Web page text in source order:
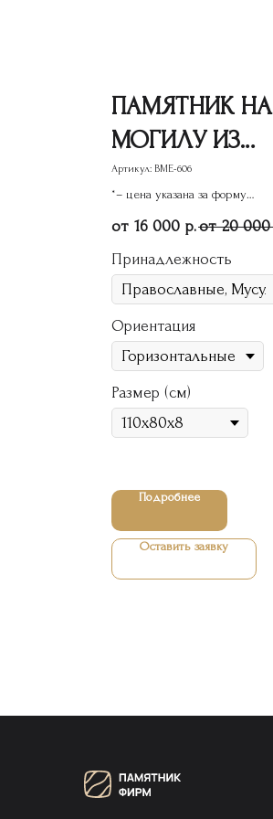
ПАМЯТНИК НА
МОГИЛУ ИЗ
ГРАНИТА
ВМЕ-606
Артикул: ВМЕ-606
*– цена указана за форму
16 000 р. 20 000
Принадлежность
Ориентация
Размер (см)
Подробнее
Оставить заявку